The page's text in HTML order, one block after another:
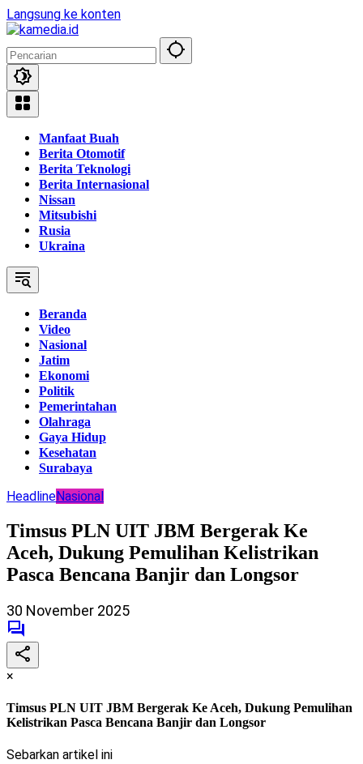
Langsung ke konten
Manfaat Buah
Berita Otomotif
Berita Teknologi
Berita Internasional
Nissan
Mitsubishi
Rusia
Ukraina
Beranda
Video
Nasional
Jatim
Ekonomi
Politik
Pemerintahan
Olahraga
Gaya Hidup
Kesehatan
Surabaya
HeadlineNasional
Timsus PLN UIT JBM Bergerak Ke
Aceh, Dukung Pemulihan Kelistrikan
Pasca Bencana Banjir dan Longsor
30 November 2025
×
Timsus PLN UIT JBM Bergerak Ke Aceh, Dukung Pemulihan
Kelistrikan Pasca Bencana Banjir dan Longsor
Sebarkan artikel ini